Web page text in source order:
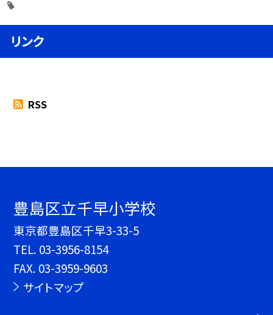
リンク
RSS
豊島区立千早小学校
東京都豊島区千早3-33-5
TEL. 03-3956-8154
FAX. 03-3959-9603
サイトマップ